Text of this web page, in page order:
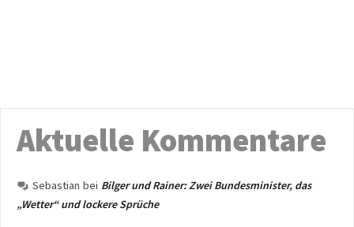
Aktuelle Kommentare
Sebastian bei Bilger und Rainer: Zwei Bundesminister, das
„Wetter“ und lockere Sprüche